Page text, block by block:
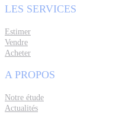
LES SERVICES
Estimer
Vendre
Acheter
A PROPOS
Notre étude
Actualités